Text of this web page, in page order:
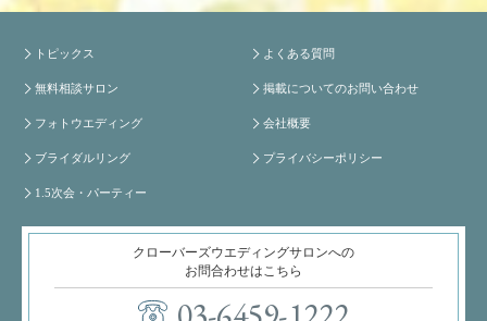
トピックス
無料相談サロン
フォトウエディング
ブライダルリング
1.5次会・パーティー
よくある質問
掲載についてのお問い合わせ
会社概要
プライバシーポリシー
クローバーズウエディングサロンへの
お問合わせはこちら